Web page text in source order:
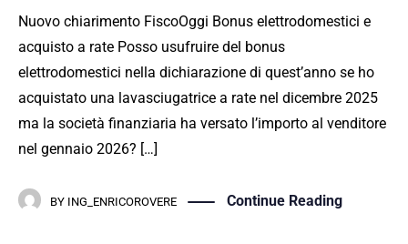
Nuovo chiarimento FiscoOggi Bonus elettrodomestici e
acquisto a rate Posso usufruire del bonus
elettrodomestici nella dichiarazione di quest’anno se ho
acquistato una lavasciugatrice a rate nel dicembre 2025
ma la società finanziaria ha versato l’importo al venditore
nel gennaio 2026? […]
BY ING_ENRICOROVERE Continue Reading